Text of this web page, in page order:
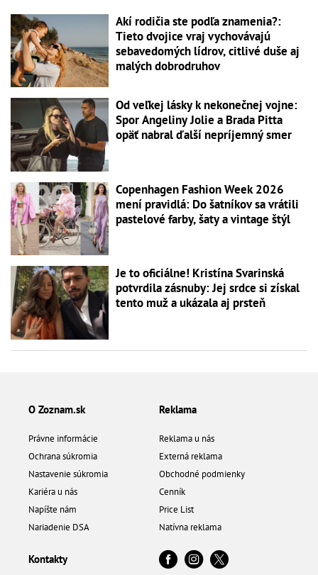
Akí rodičia ste podľa znamenia?:
Tieto dvojice vraj vychovávajú
sebavedomých lídrov, citlivé duše aj
malých dobrodruhov
Od veľkej lásky k nekonečnej vojne:
Spor Angeliny Jolie a Brada Pitta
opäť nabral ďalší nepríjemný smer
Copenhagen Fashion Week 2026
mení pravidlá: Do šatníkov sa vrátili
pastelové farby, šaty a vintage štýl
Je to oficiálne! Kristína Svarinská
potvrdila zásnuby: Jej srdce si získal
tento muž a ukázala aj prsteň
O Zoznam.sk
Právne informácie
Ochrana súkromia
Nastavenie súkromia
Kariéra u nás
Napíšte nám
Nariadenie DSA
Reklama
Reklama u nás
Externá reklama
Obchodné podmienky
Cenník
Price List
Natívna reklama
Kontakty